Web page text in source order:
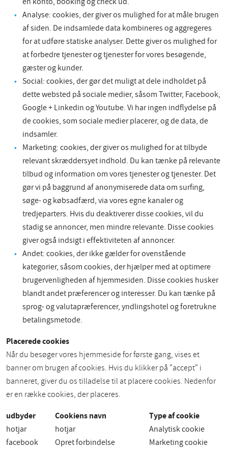
Analyse: cookies, der giver os mulighed for at måle brugen
af siden. De indsamlede data kombineres og aggregeres
for at udføre statiske analyser. Dette giver os mulighed for
at forbedre tjenester og tjenester for vores besøgende,
gæster og kunder.
Social: cookies, der gør det muligt at dele indholdet på
dette websted på sociale medier, såsom Twitter, Facebook,
Google + Linkedin og Youtube. Vi har ingen indflydelse på
de cookies, som sociale medier placerer, og de data, de
indsamler.
Marketing: cookies, der giver os mulighed for at tilbyde
relevant skræddersyet indhold. Du kan tænke på relevante
tilbud og information om vores tjenester og tjenester. Det
gør vi på baggrund af anonymiserede data om surfing,
søge- og købsadfærd, via vores egne kanaler og
tredjeparters. Hvis du deaktiverer disse cookies, vil du
stadig se annoncer, men mindre relevante. Disse cookies
giver også indsigt i effektiviteten af annoncer.
Andet: cookies, der ikke gælder for ovenstående
kategorier, såsom cookies, der hjælper med at optimere
brugervenligheden af hjemmesiden. Disse cookies husker
blandt andet præferencer og interesser. Du kan tænke på
sprog- og valutapræferencer, yndlingshotel og foretrukne
betalingsmetode.
Placerede cookies
Når du besøger vores hjemmeside for første gang, vises et
banner om brugen af cookies. Hvis du klikker på "accept" i
banneret, giver du os tilladelse til at placere cookies. Nedenfor
er en række cookies, der placeres.
udbyder Cookiens navn Type af cookie
hotjar hotjar
Analytisk cookie
facebook
Opret forbindelse
Marketing cookie